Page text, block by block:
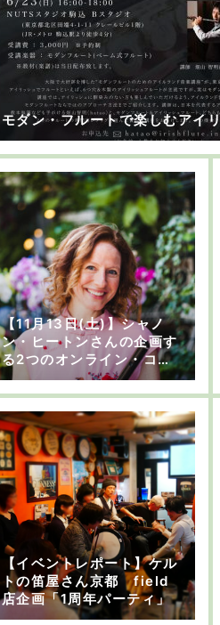
モダン・フルートで楽しむアイ
【11月13日(土)】シャノ
ン・ヒートンさんの企画す
る2つのオンライン・コン
サートが見逃せない！
【イベントレポート】ケル
トの笛屋さん京都 field
店企画「1周年パーティ」